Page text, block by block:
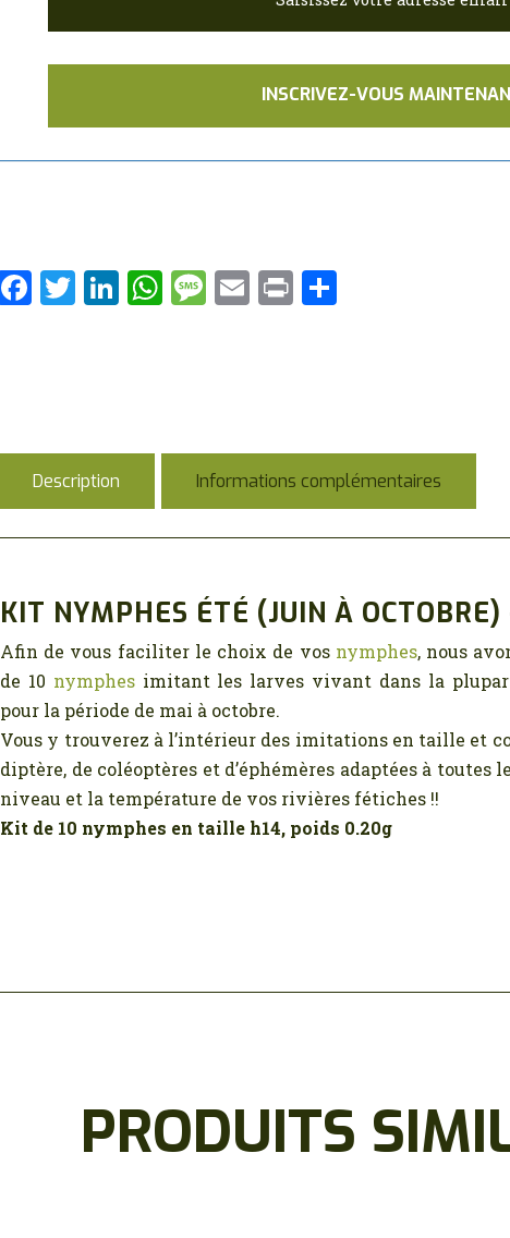
F
o
k
T Li
n
W
p
p
M
e
E P P
Description Informations complémentaires
KIT NYMPHES ÉTÉ (JUIN À
Afin de vous faciliter le choix de vos nymphes, nous
de 10 nymphesimitant les larves vivant dans la
pour la période de mai à octobre.
Vous y trouverez à l’intérieur des imitations en taille et
diptère, de coléoptères et d’éphémères adaptées à toutes
niveau et la température de vos rivières fétiches !!
Kit de 10 nymphes en taille h14, poids 0.20g
PRODUITS